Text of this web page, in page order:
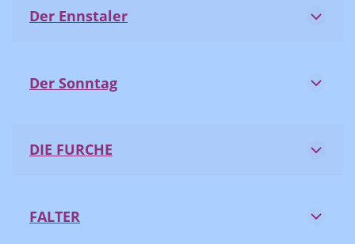
Der Ennstaler
Der Sonntag
DIE FURCHE
FALTER